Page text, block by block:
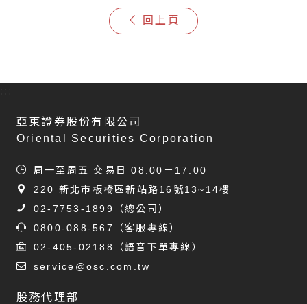
回上頁
亞東證券股份有限公司
Oriental Securities Corporation
周一至周五 交易日 08:00－17:00
220 新北市板橋區新站路16號13~14樓
02-7753-1899
（總公司）
0800-088-567
（客服專線）
02-405-02188
（語音下單專線）
service@osc.com.tw
股務代理部